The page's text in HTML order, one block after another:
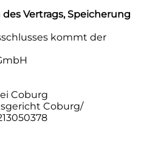
Vertrags, Speicherung
kommt der
Coburg
Coburg/